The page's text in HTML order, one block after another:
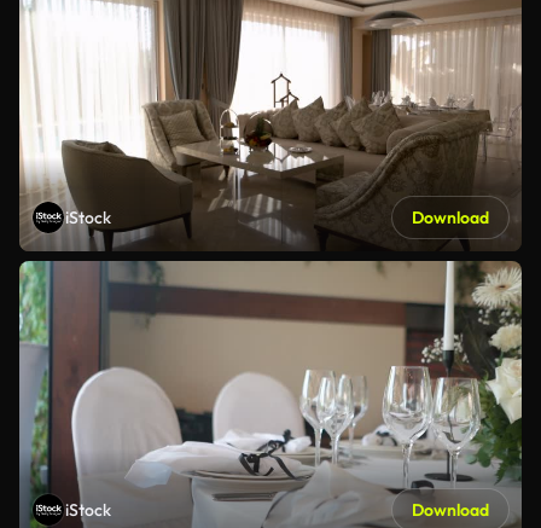
iStock Download
iStock Download